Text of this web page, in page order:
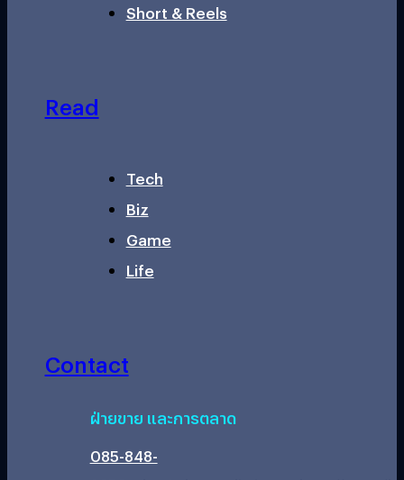
Short & Reels
Read
Tech
Biz
Game
Life
Contact
ฝ่ายขาย และการตลาด
085-848-